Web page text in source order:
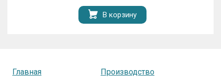
В корзину
Главная
Производство